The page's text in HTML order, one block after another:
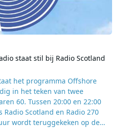
staat stil bij Radio Scotland
het programma Offshore
in het teken van twee
60. Tussen 20:00 en 22:00
Scotland en Radio 270